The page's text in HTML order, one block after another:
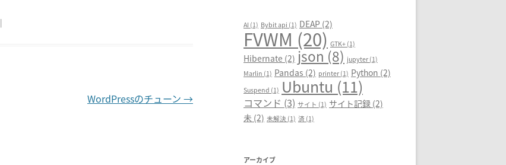
|
WordPressのチューン →
AI (1) Bybit api (1) DEAP (2)
FVWM (20) GTK+ (1)
Hibernate (2) json (8) jupyter (1)
Marlin (1) Pandas (2) printer (1) Python (2)
Suspend (1) Ubuntu (11)
コマンド (3) サイト (1) サイト記録 (2)
未 (2) 未解決 (1) 済 (1)
アーカイブ